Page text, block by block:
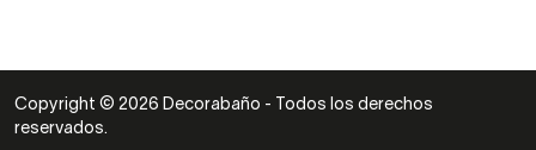
Copyright © 2026 Decorabaño - Todos los derechos
reservados.